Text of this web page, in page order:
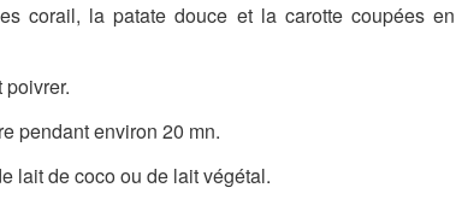
corail, la patate douce et la carotte coupées en
pendant environ 20 mn.
lait de coco ou de lait végétal.